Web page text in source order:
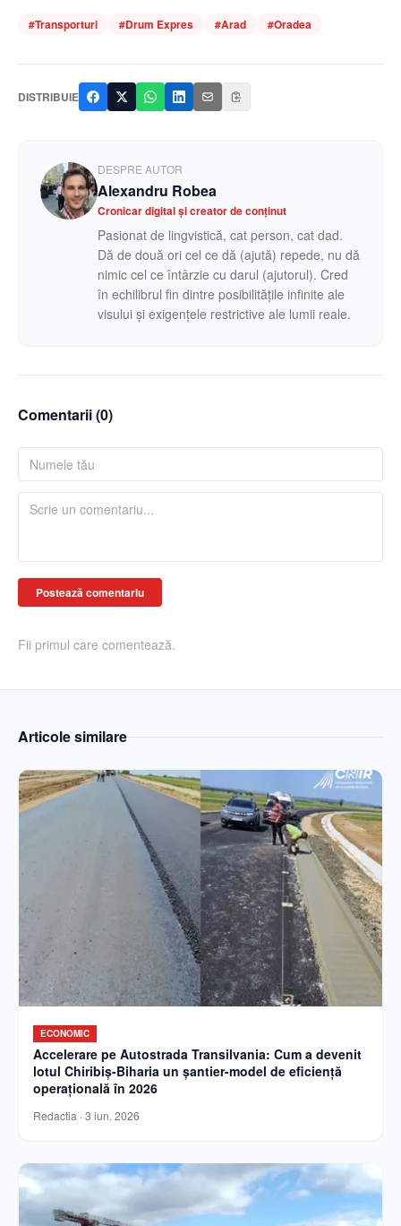
#Transporturi #Drum Expres #Arad #Oradea
DISTRIBUIE
DESPRE AUTOR
Alexandru Robea
Cronicar digital și creator de conținut
Pasionat de lingvistică, cat person, cat dad.
Dă de două ori cel ce dă (ajută) repede, nu dă
nimic cel ce întârzie cu darul (ajutorul). Cred
în echilibrul fin dintre posibilitățile infinite ale
visului și exigențele restrictive ale lumii reale.
Comentarii (0)
Postează comentariu
Fii primul care comentează.
Articole similare
ECONOMIC
Accelerare pe Autostrada Transilvania: Cum a devenit
lotul Chiribiș-Biharia un șantier-model de eficiență
operațională în 2026
Redactia · 3 iun. 2026